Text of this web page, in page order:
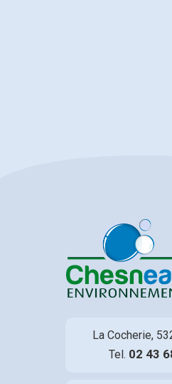
La Cocherie,
Tel. 02 43